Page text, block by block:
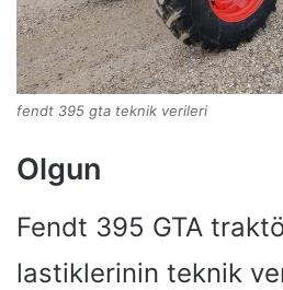
fendt 395 gta teknik verileri
Olgun
Fendt 395 GTA
lastiklerinin teknik